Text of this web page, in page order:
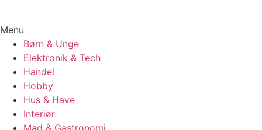
Menu
Børn & Unge
Elektronik & Tech
Handel
Hobby
Hus & Have
Interiør
Mad & Gastronomi